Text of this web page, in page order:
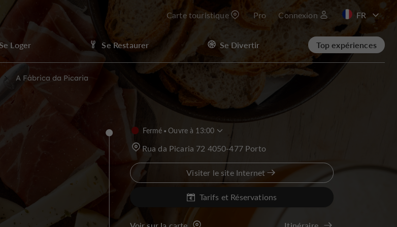
Carte touristique Pro Connexion
EN
Loger Se Restaurer Se Divertir Top expériences
A Fábrica da Picaria
Fermé Ouvre à 13:00
Rua da Picaria 72 4050-477 Porto
Visiter le site Internet
Tarifs et Réservations